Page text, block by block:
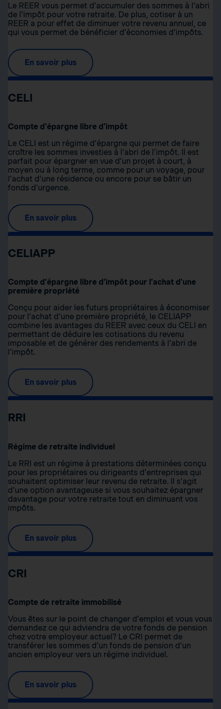
Le REER vous permet d’accumuler des sommes à l’abri
de l’impôt pour votre retraite. De plus, cotiser à un
REER a pour effet de diminuer votre revenu annuel, ce
qui vous permet de bénéficier d’économies d’impôts.
En savoir plus
CELI
Compte d’épargne libre d’impôt
Le CELI est un régime d’épargne qui permet de faire
croître les sommes investies à l’abri de l’impôt. Il est
parfait pour épargner en vue d’un projet à court, à
moyen ou à long terme, comme pour un voyage, pour
l’achat d’une résidence ou encore pour se bâtir un
fonds d’urgence.
En savoir plus
CELIAPP
Compte d’épargne libre d’impôt pour l’achat d’une
première propriété
Conçu pour aider les futurs propriétaires à économiser
pour l’achat d’une première propriété, le CELIAPP
combine les avantages du REER avec ceux du CELI en
permettant de déduire les cotisations du revenu
imposable et de générer des rendements à l’abri de
l’impôt.
En savoir plus
RRI
Régime de retraite individuel
Le RRI est un régime à prestations déterminées conçu
pour les propriétaires ou dirigeants d’entreprises qui
souhaitent optimiser leur revenu de retraite. Il s’agit
d’une option avantageuse si vous souhaitez épargner
davantage pour votre retraite tout en diminuant vos
impôts.
En savoir plus
CRI
Compte de retraite immobilisé
Vous êtes sur le point de changer d’emploi et vous vous
demandez ce qui adviendra de votre fonds de pension
chez votre employeur actuel? Le CRI permet de
transférer les sommes d’un fonds de pension d’un
ancien employeur vers un régime individuel.
En savoir plus